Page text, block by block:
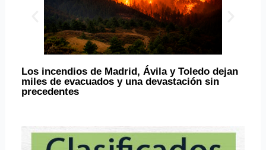
Los incendios de Madrid, Ávila y Toledo dejan
miles de evacuados y una devastación sin
precedentes